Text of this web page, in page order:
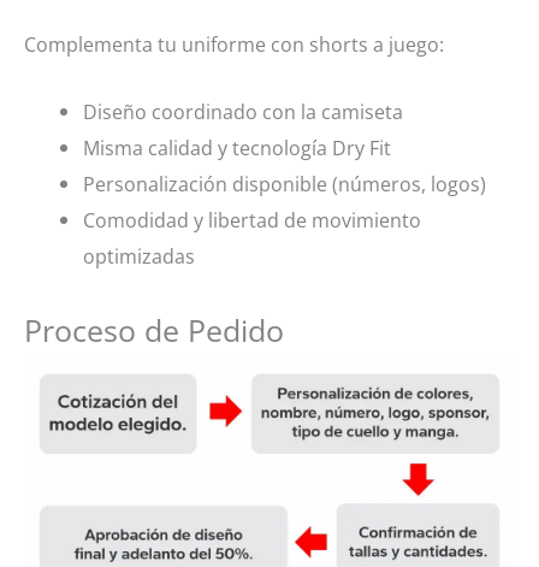
Complementa tu uniforme con shorts a juego:
Diseño coordinado con la camiseta
Misma calidad y tecnología Dry Fit
Personalización disponible (números, logos)
Comodidad y libertad de movimiento
optimizadas
Proceso de Pedido